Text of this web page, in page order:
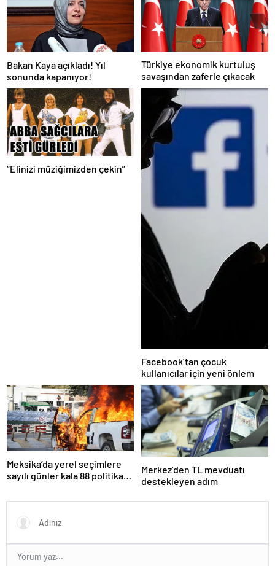
Bakan Kaya açıkladı! Yıl
sonunda kapanıyor!
Türkiye ekonomik kurtuluş
savaşından zaferle çıkacak
“Elinizi müziğimizden çekin”
Facebook’tan çocuk
kullanıcılar için yeni önlem
Meksika’da yerel seçimlere
sayılı günler kala 88 politikacı
Merkez’den TL mevduatı
destekleyen adım